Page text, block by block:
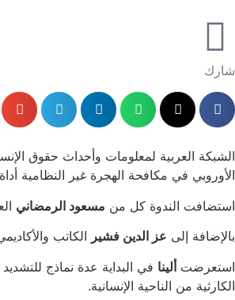
شارك
الشبكة العربية لمعلومات وأحداث حقوق
الأوروبي في مكافحة الهجرة غير النظامية
استضافت الندوة كل من مسعود الرمضاني
بالإضافة إلى عز الدين فشير الكاتب
استعرضتألينا في البداية عدة نماذج
الكارثية من الناحية الإنسانية.